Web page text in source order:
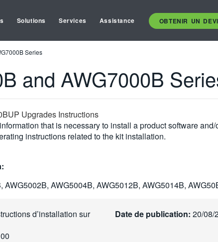
Solutions Services Assistance OBTENIR UN
Series
and AWG7000B
Upgrades Instructions
that is necessary to install a product software
instructions related to the kit installation.
AWG5002B, AWG5004B, AWG5012B, AWG5014B,
d’installation sur
Date de publication: 20/08/